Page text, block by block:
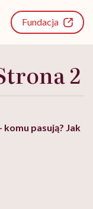
Fundacja
2
komu pasują? Jak